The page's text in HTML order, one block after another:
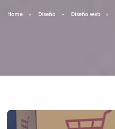
Home Diseño Diseño web